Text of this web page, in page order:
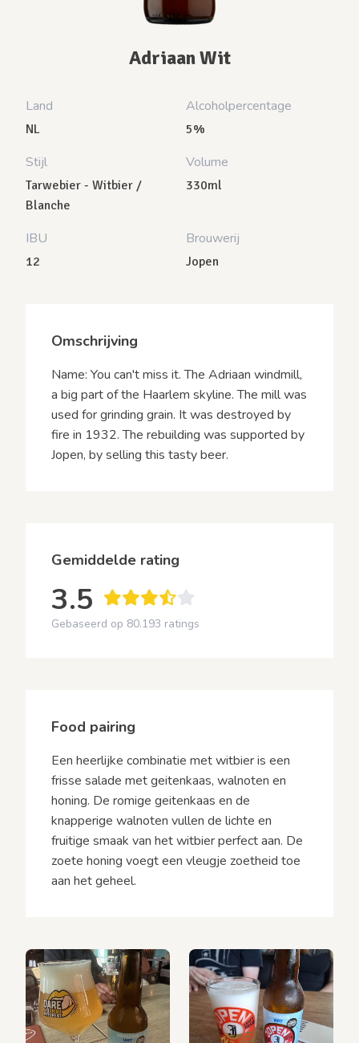
Adriaan Wit
Land
NL
Alcoholpercentage
5%
Stijl
Tarwebier - Witbier /
Blanche
Volume
330ml
IBU
12
Brouwerij
Jopen
Omschrijving
Name: You can't miss it. The Adriaan windmill,
a big part of the Haarlem skyline. The mill was
used for grinding grain. It was destroyed by
fire in 1932. The rebuilding was supported by
Jopen, by selling this tasty beer.
Gemiddelde rating
3.5
Gebaseerd op 80.193 ratings
Food pairing
Een heerlijke combinatie met witbier is een
frisse salade met geitenkaas, walnoten en
honing. De romige geitenkaas en de
knapperige walnoten vullen de lichte en
fruitige smaak van het witbier perfect aan. De
zoete honing voegt een vleugje zoetheid toe
aan het geheel.